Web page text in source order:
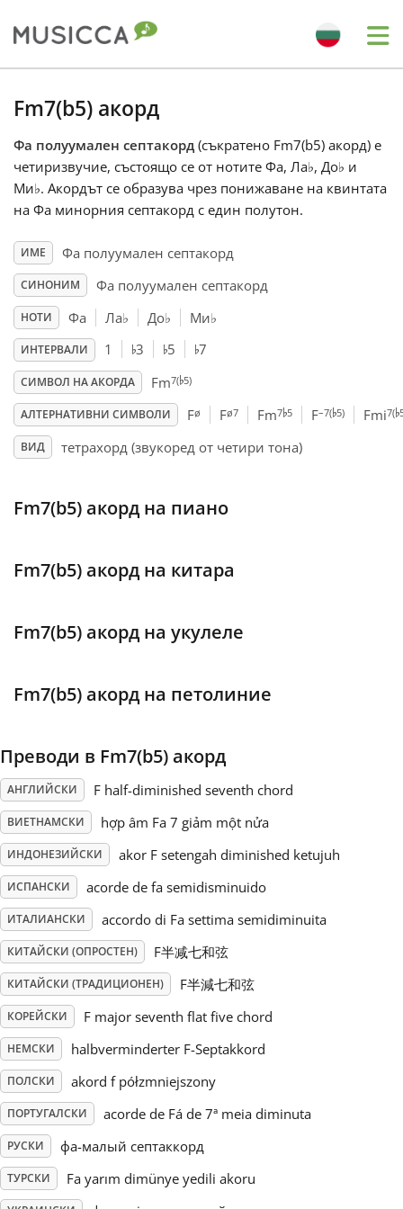
Български
Dansk
Deutsch
English
Español
Português
Русский
Svenska
Tiếng Việt
Türkçe
简体中文
繁體中文
Fm7(b5) акорд
Фа полуумален септакорд (съкратено Fm7(b5) акорд) е
четиризвучие, състоящо се от нотите Фа, Ла♭, До♭ и
Ми♭. Акордът се образува чрез понижаване на квинтата
на Фа минорния септакорд с един полутон.
ИМЕ Фа полуумален септакорд
СИНОНИМ Фа полуумален септакорд
НОТИ Фа Ла♭ До♭ Ми♭
ИНТЕРВАЛИ 1 ♭3 ♭5 ♭7
СИМВОЛ НА АКОРДА Fm7(♭5)
АЛТЕРНАТИВНИ СИМВОЛИ Fø Fø7 Fm7♭5 F–7(♭5) Fmi7(♭
ВИД тетрахорд (звукоред от четири тона)
Fm7(b5) акорд на пиано
Fm7(b5) акорд на китара
Fm7(b5) акорд на укулеле
Fm7(b5) акорд на петолиние
Преводи в Fm7(b5) акорд
АНГЛИЙСКИ F half-diminished seventh chord
ВИЕТНАМСКИ hợp âm Fa 7 giảm một nửa
ИНДОНЕЗИЙСКИ akor F setengah diminished ketujuh
ИСПАНСКИ acorde de fa semidisminuido
ИТАЛИАНСКИ accordo di Fa settima semidiminuita
КИТАЙСКИ (ОПРОСТЕН) F半减七和弦
КИТАЙСКИ (ТРАДИЦИОНЕН) F半減七和弦
КОРЕЙСКИ F major seventh flat five chord
НЕМСКИ halbverminderter F-Septakkord
ПОЛСКИ akord f półzmniejszony
ПОРТУГАЛСКИ acorde de Fá de 7ª meia diminuta
РУСКИ фа-малый септаккорд
ТУРСКИ Fa yarım dimünye yedili akoru